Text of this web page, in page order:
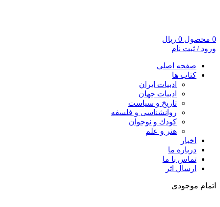
0 محصول 0 ریال
ورود / ثبت نام
صفحه اصلی
کتاب ها
ادبیات ایران
ادبیات جهان
تاریخ و سیاست
روانشناسی و فلسفه
کودك و نوجوان
هنر و علم
اخبار
درباره ما
تماس با ما
ارسال اثر
اتمام موجودی